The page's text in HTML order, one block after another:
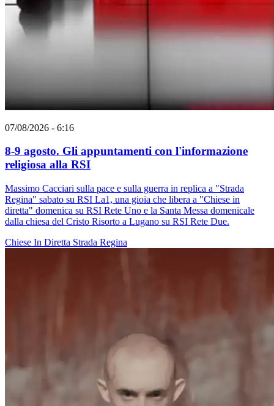
07/08/2026 - 6:16
8-9 agosto. Gli appuntamenti con l'informazione
religiosa alla RSI
Massimo Cacciari sulla pace e sulla guerra in replica a "Strada
Regina" sabato su RSI La1, una gioia che libera a "Chiese in
diretta" domenica su RSI Rete Uno e la Santa Messa domenicale
dalla chiesa del Cristo Risorto a Lugano su RSI Rete Due.
Chiese In Diretta Strada Regina